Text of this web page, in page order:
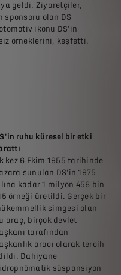
geldi. Ziyaretçiler,
sponsoru olan DS
ikonu DS'in
örneklerini, keşfetti.
ruhu küresel bir etki
kez 6 Ekim 1955 tarihinde
sunulan DS'in 1975
kadar 1 milyon 456 bin
örneği üretildi. Gerçek bir
simgesi olan
araç, birçok devlet
tarafından
aracı olarak tercih
Dahiyane
süspansiyon